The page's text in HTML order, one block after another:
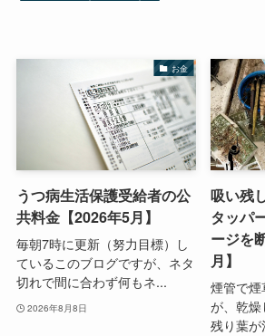
お金
うつ病生活保護受給者の公
共料金【2026年5月】
毎朝7時に更新（努力目標）し
ているこのブログですが、ネタ
切れで間に合わず何もネ...
2026年8月8日
吸い残
タッパ
ージを
月】
煙管で
が、乾燥
残り葉